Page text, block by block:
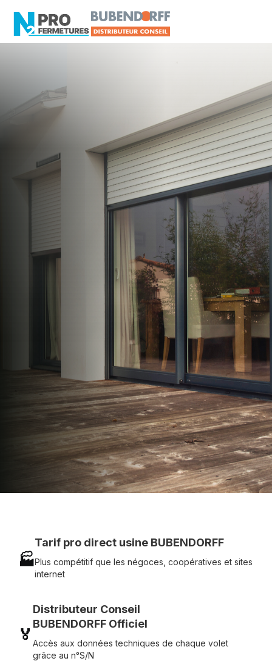
Distributeur Conseil
BUBENDORFF
Saint-Étienne-de-
Artisan, Menuisier, TPE ou PME proche de Saint-
Étienne-de-Montluc ?
N2PRO Fermetures est votre référent Distributeur
Conseil BUBENDORFF officiel pour vous
apporter : Tarifs directs usines sans minimum
d'achat - Assistance technique chantier et
service réactif avec simplicité.
07 83 35 69 17
MON DEVIS MOTEUR
Voir tous nos produits
🏭
Tarif pro direct usine BUBENDORFF
Plus compétitif que les négoces, coopératives et sites
internet
🏅
Distributeur Conseil
BUBENDORFF Officiel
Accès aux données techniques de chaque volet
grâce au n°S/N